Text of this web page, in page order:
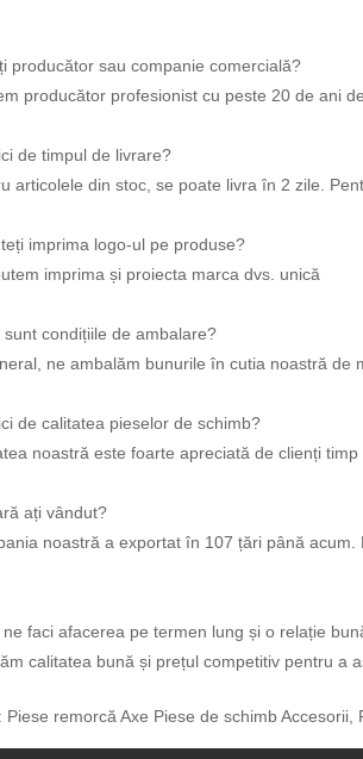
producător sau companie comercială?
producător profesionist cu peste 20 de ani
de timpul de livrare?
articolele din stoc, se poate livra în 2 zile.
imprima logo-ul pe produse?
imprima și proiecta marca dvs. unică
sunt condițiile de ambalare?
ne ambalăm bunurile în cutia noastră de
de calitatea pieselor de schimb?
noastră este foarte apreciată de clienți
ați vândut?
noastră a exportat în 107 țări până
faci afacerea pe termen lung și o relație
calitatea bună și prețul competitiv pentru a
Piese remorcă Axe Piese de schimb